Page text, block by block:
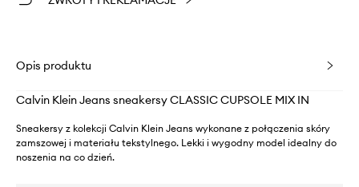
Opis produktu
Calvin Klein Jeans sneakersy CLASSIC CUPSOLE MIX IN
Sneakersy z kolekcji Calvin Klein Jeans wykonane z połączenia skóry
zamszowej i materiału tekstylnego. Lekki i wygodny model idealny do
noszenia na co dzień.